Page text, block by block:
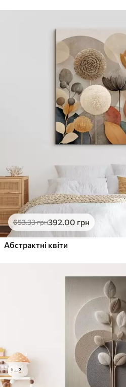
Від290.00грн
Яскраві, насичені кольори
Стійкість до вицвітання
Безпечне чорнило без запаху
Поверхня з текстурою полотна
Екологічний матеріал
грн
Яскраві, насичені кольори
Стійкість до вицвітання
✓ Поверхня з текстурою полотна
✗ Екологічний матеріал
Еко-Преміум
.00грн
✓Яскраві, насичені кольори
Поверхня з текстурою полотна
653.33грн392.00 грн
Абстрактні квіти